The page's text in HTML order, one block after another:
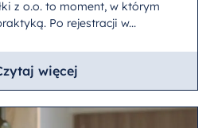
z o.o. to moment, w którym
Po rejestracji w...
więcej